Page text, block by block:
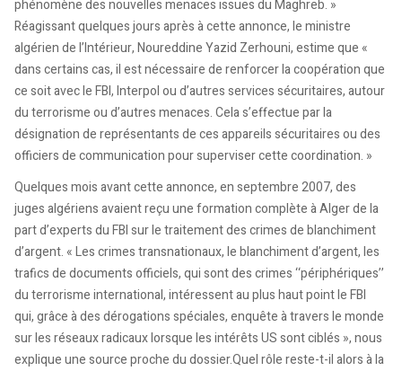
phénomène des nouvelles menaces issues du Maghreb. »
Réagissant quelques jours après à cette annonce, le ministre
algérien de l’Intérieur, Noureddine Yazid Zerhouni, estime que «
dans certains cas, il est nécessaire de renforcer la coopération que
ce soit avec le FBI, Interpol ou d’autres services sécuritaires, autour
du terrorisme ou d’autres menaces. Cela s’effectue par la
désignation de représentants de ces appareils sécuritaires ou des
officiers de communication pour superviser cette coordination. »
Quelques mois avant cette annonce, en septembre 2007, des
juges algériens avaient reçu une formation complète à Alger de la
part d’experts du FBI sur le traitement des crimes de blanchiment
d’argent. « Les crimes transnationaux, le blanchiment d’argent, les
trafics de documents officiels, qui sont des crimes ‘‘périphériques’’
du terrorisme international, intéressent au plus haut point le FBI
qui, grâce à des dérogations spéciales, enquête à travers le monde
sur les réseaux radicaux lorsque les intérêts US sont ciblés », nous
explique une source proche du dossier.Quel rôle reste-t-il alors à la